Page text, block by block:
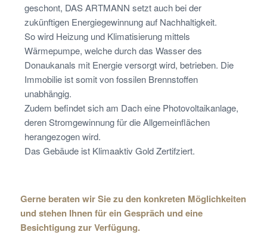
geschont, DAS ARTMANN setzt auch bei der
zukünftigen Energiegewinnung auf Nachhaltigkeit.
So wird Heizung und Klimatisierung mittels
Wärmepumpe, welche durch das Wasser des
Donaukanals mit Energie versorgt wird, betrieben. Die
Immobilie ist somit von fossilen Brennstoffen
unabhängig.
Zudem befindet sich am Dach eine Photovoltaikanlage,
deren Stromgewinnung für die Allgemeinflächen
herangezogen wird.
Das Gebäude ist Klimaaktiv Gold Zertifziert.
Gerne beraten wir Sie zu den konkreten Möglichkeiten
und stehen Ihnen für ein Gespräch und eine
Besichtigung zur Verfügung.